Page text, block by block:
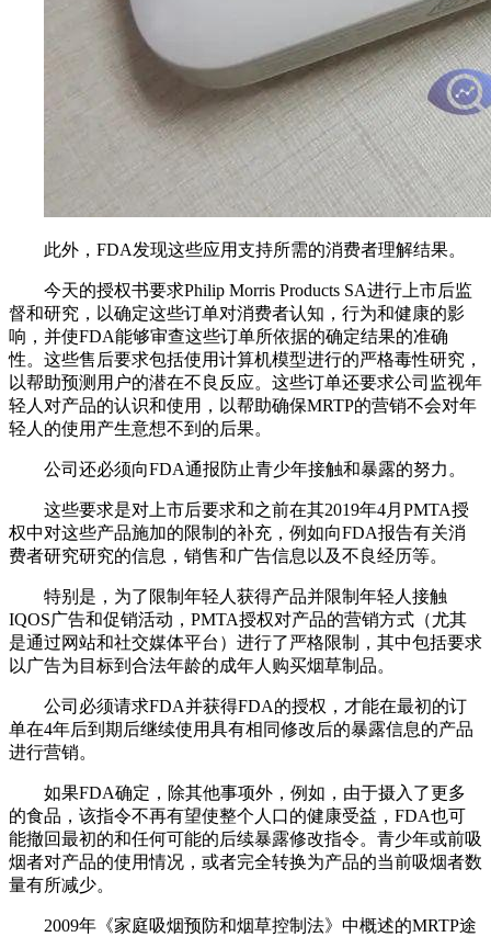
此外，FDA发现这些应用支持所需的消费者理解结果。
今天的授权书要求Philip Morris Products SA进行上市后监
督和研究，以确定这些订单对消费者认知，行为和健康的影
响，并使FDA能够审查这些订单所依据的确定结果的准确
性。这些售后要求包括使用计算机模型进行的严格毒性研究，
以帮助预测用户的潜在不良反应。这些订单还要求公司监视年
轻人对产品的认识和使用，以帮助确保MRTP的营销不会对年
轻人的使用产生意想不到的后果。
公司还必须向FDA通报防止青少年接触和暴露的努力。
这些要求是对上市后要求和之前在其2019年4月PMTA授
权中对这些产品施加的限制的补充，例如向FDA报告有关消
费者研究研究的信息，销售和广告信息以及不良经历等。
特别是，为了限制年轻人获得产品并限制年轻人接触
IQOS广告和促销活动，PMTA授权对产品的营销方式（尤其
是通过网站和社交媒体平台）进行了严格限制，其中包括要求
以广告为目标到合法年龄的成年人购买烟草制品。
公司必须请求FDA并获得FDA的授权，才能在最初的订
单在4年后到期后继续使用具有相同修改后的暴露信息的产品
进行营销。
如果FDA确定，除其他事项外，例如，由于摄入了更多
的食品，该指令不再有望使整个人口的健康受益，FDA也可
能撤回最初的和任何可能的后续暴露修改指令。青少年或前吸
烟者对产品的使用情况，或者完全转换为产品的当前吸烟者数
量有所减少。
2009年《家庭吸烟预防和烟草控制法》中概述的MRTP途